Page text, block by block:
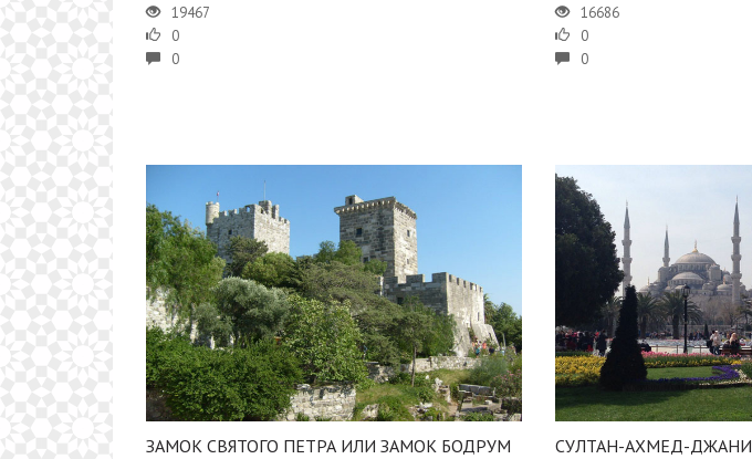
19467
0
0
16686
0
0
​ЗАМОК СВЯТОГО ПЕТРА ИЛИ ЗАМОК БОДРУМ СУЛТАН-АХМЕД-ДЖАНИ